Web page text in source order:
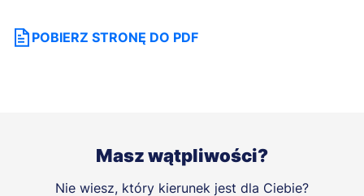
POBIERZ STRONĘ DO PDF
Masz wątpliwości?
Nie wiesz, który kierunek jest dla Ciebie?